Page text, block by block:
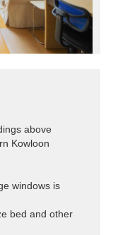
above
Kowloon
windows is
bed and other